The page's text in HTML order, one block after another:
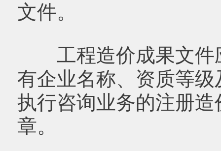
文件。
工程造价成果文件
有企业名称、资质等
执行咨询业务的注册
章。